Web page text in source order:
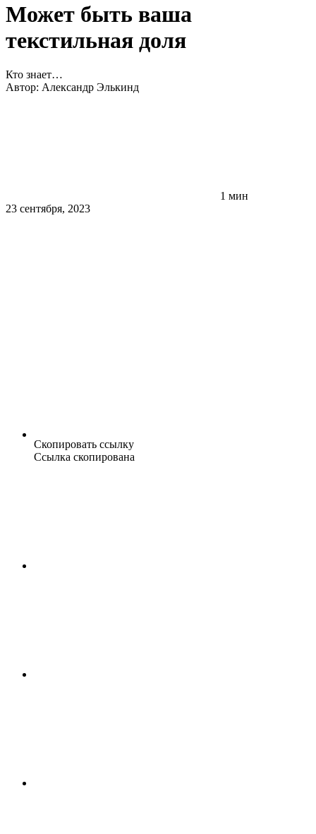
Может быть ваша
текстильная доля
Кто знает…
Автор: Александр Элькинд
1 мин
23 сентября, 2023
Скопировать ссылку
Ссылка скопирована